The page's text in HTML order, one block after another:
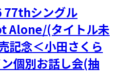
77thシングル
Alone/(タイトル未
記念＜小田さくら
個別お話し会(抽